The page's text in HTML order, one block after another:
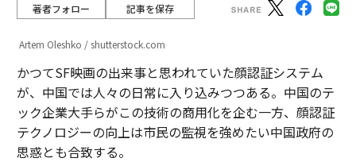
著者フォロー 記事を保存
Artem Oleshko / shutterstock.com
かつてSF映画の出来事と思われていた顔認証システム
が、中国では人々の日常に入り込みつつある。中国のテ
ック企業大手らがこの技術の商用化を企む一方、顔認証
テクノロジーの向上は市民の監視を強めたい中国政府の
思惑とも合致する。